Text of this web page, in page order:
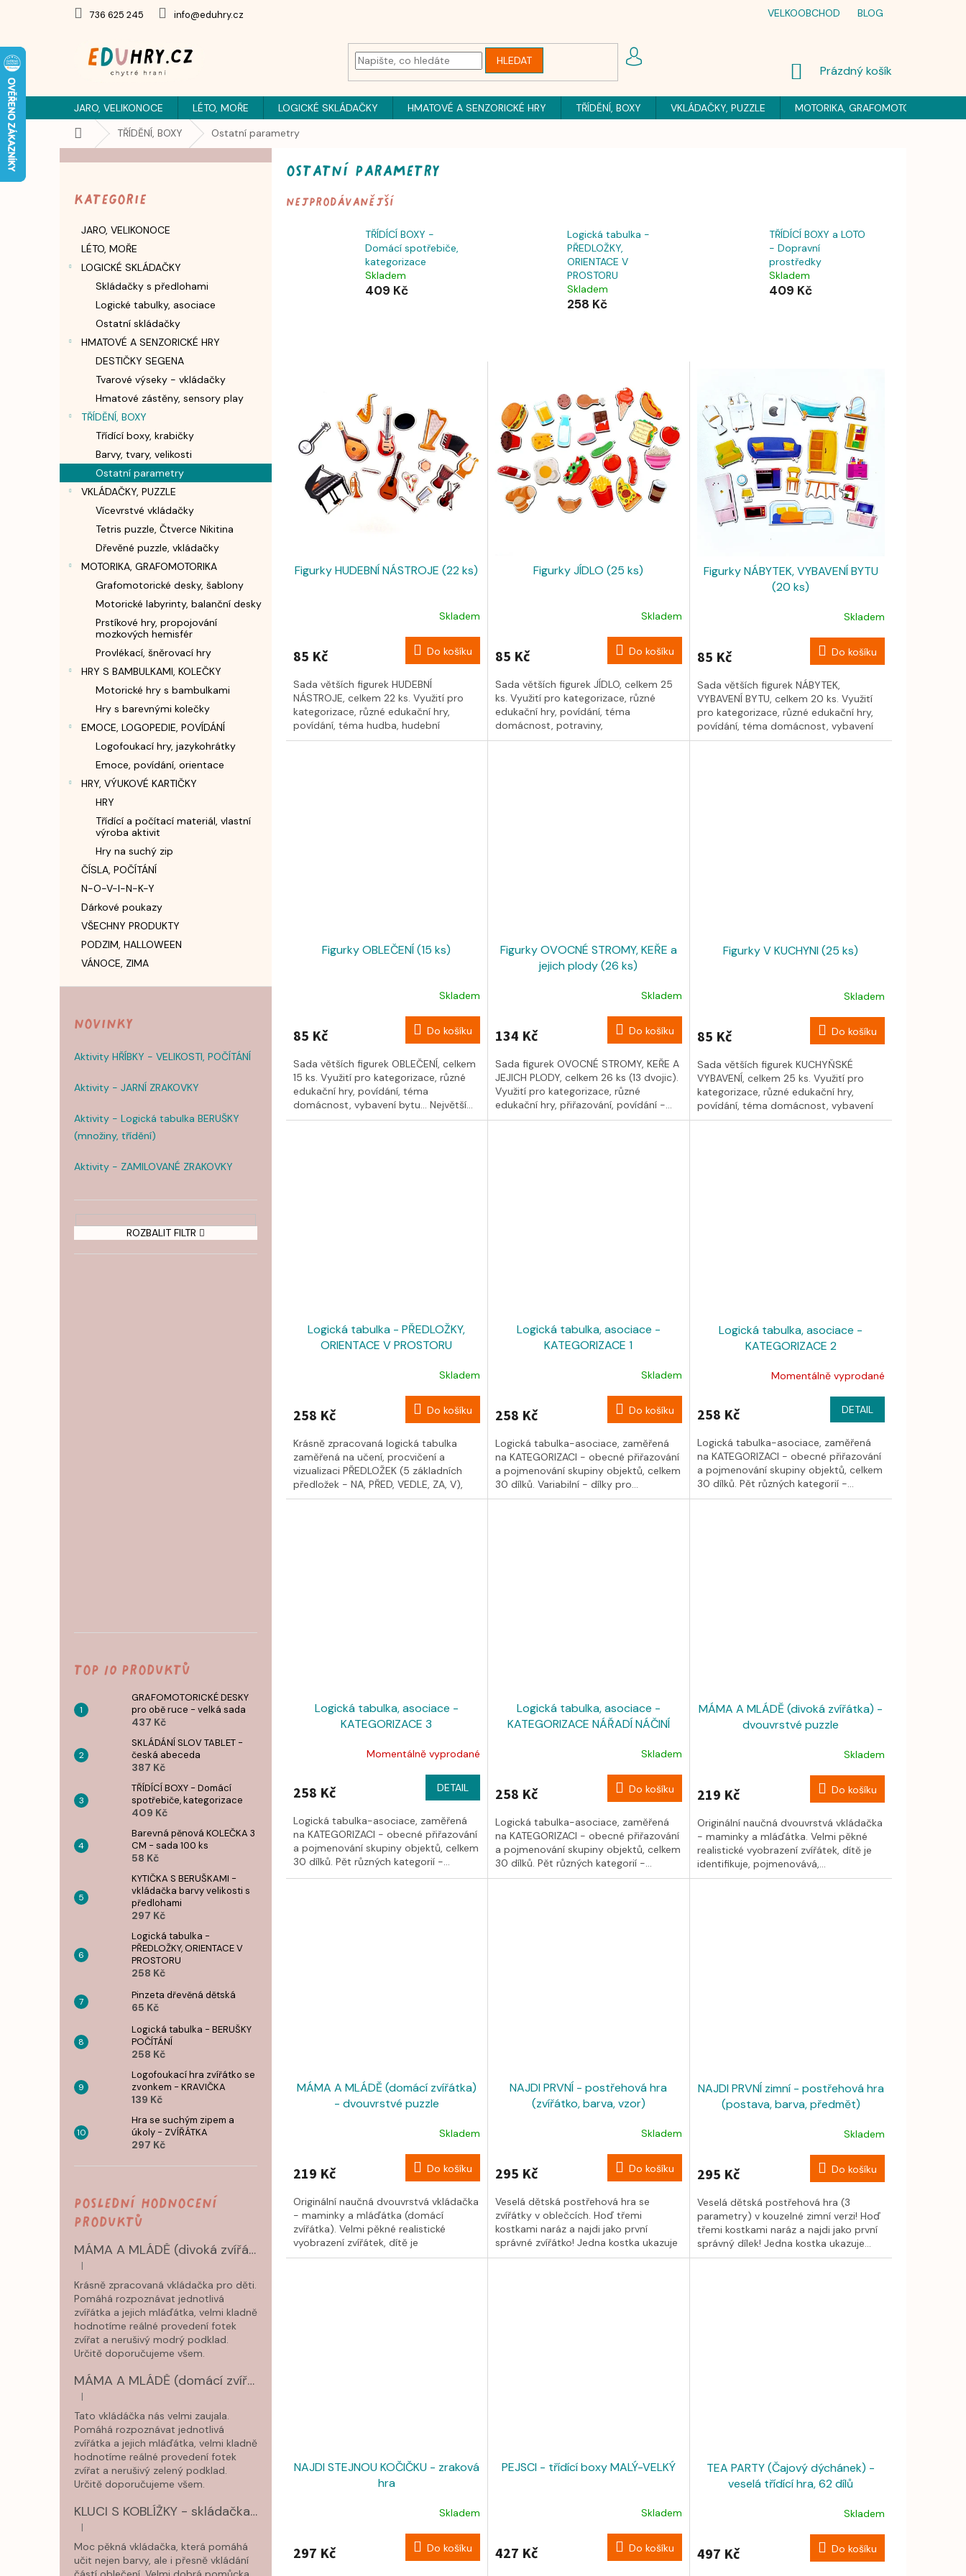
736 625 245 info@eduhry.cz VELKOOBCHOD BLOG
HLEDAT
NÁKUPNÍ
Prázdný košík
JARO, VELIKONOCE LÉTO, MOŘE LOGICKÉ SKLÁDAČKY HMATOVÉ A SENZORICKÉ HRY TŘÍDĚNÍ, BOXY VKLÁDAČKY, PUZZLE MOTORIKA, GRAFOMOTORIKA
Domů
TŘÍDĚNÍ, BOXY Ostatní parametry
kategorie
Kategorie
JARO, VELIKONOCE
LÉTO, MOŘE
LOGICKÉ SKLÁDAČKY
Skládačky s předlohami
Logické tabulky, asociace
Ostatní skládačky
HMATOVÉ A SENZORICKÉ HRY
DESTIČKY SEGENA
Tvarové výseky - vkládačky
Hmatové zástěny, sensory play
TŘÍDĚNÍ, BOXY
Třídící boxy, krabičky
Barvy, tvary, velikosti
Ostatní parametry
VKLÁDAČKY, PUZZLE
Vícevrstvé vkládačky
Tetris puzzle, Čtverce Nikitina
Dřevěné puzzle, vkládačky
MOTORIKA, GRAFOMOTORIKA
Grafomotorické desky, šablony
Motorické labyrinty, balanční desky
Prstíkové hry, propojování
mozkových hemisfér
Provlékací, šněrovací hry
HRY S BAMBULKAMI, KOLEČKY
Motorické hry s bambulkami
Hry s barevnými kolečky
EMOCE, LOGOPEDIE, POVÍDÁNÍ
Logofoukací hry, jazykohrátky
Emoce, povídání, orientace
HRY, VÝUKOVÉ KARTIČKY
HRY
Třídící a počítací materiál, vlastní
výroba aktivit
Hry na suchý zip
ČÍSLA, POČÍTÁNÍ
N-O-V-I-N-K-Y
Dárkové poukazy
VŠECHNY PRODUKTY
PODZIM, HALLOWEEN
VÁNOCE, ZIMA
Novinky
Aktivity HŘÍBKY - VELIKOSTI, POČÍTÁNÍ
Aktivity - JARNÍ ZRAKOVKY
Aktivity - Logická tabulka BERUŠKY
(množiny, třídění)
Aktivity - ZAMILOVANÉ ZRAKOVKY
ROZBALIT FILTR
Top 10 produktů
GRAFOMOTORICKÉ DESKY
pro obě ruce - velká sada
437 Kč
SKLÁDÁNÍ SLOV TABLET -
česká abeceda
387 Kč
TŘÍDÍCÍ BOXY - Domácí
spotřebiče, kategorizace
409 Kč
Barevná pěnová KOLEČKA 3
CM - sada 100 ks
58 Kč
KYTIČKA S BERUŠKAMI -
vkládačka barvy velikosti s
předlohami
297 Kč
Logická tabulka -
PŘEDLOŽKY, ORIENTACE V
PROSTORU
258 Kč
Pinzeta dřevěná dětská
65 Kč
Logická tabulka - BERUŠKY
POČÍTÁNÍ
258 Kč
Logofoukací hra zvířátko se
zvonkem - KRAVIČKA
139 Kč
Hra se suchým zipem a
úkoly - ZVÍŘÁTKA
297 Kč
Poslední hodnocení
produktů
MÁMA A MLÁDĚ (divoká zvířátka) - dvouvrstvé puzzle
Hodnocení produktu je 5 z 5 hvězdiček.
|
Krásně zpracovaná vkládačka pro děti.
Pomáhá rozpoznávat jednotlivá
zvířátka a jejich mláďátka, velmi kladně
hodnotíme reálné provedení fotek
zvířat a nerušivý modrý podklad.
Určitě doporučujeme všem.
MÁMA A MLÁDĚ (domácí zvířátka) - dvouvrstvé puzzle
Hodnocení produktu je 5 z 5 hvězdiček.
|
Tato vkládáčka nás velmi zaujala.
Pomáhá rozpoznávat jednotlivá
zvířátka a jejich mláďátka, velmi kladně
hodnotíme reálné provedení fotek
zvířat a nerušivý zelený podklad.
Určitě doporučujeme všem.
KLUCI S KOBLÍŽKY - skládačka s kartičkami
Hodnocení produktu je 5 z 5 hvězdiček.
|
Moc pěkná vkládačka, která pomáhá
učit nejen barvy, ale i přesně vkládání
Ostatní parametry
Nejprodávanější
TŘÍDÍCÍ BOXY -
Domácí spotřebiče,
kategorizace
Skladem
409 Kč
Logická tabulka -
PŘEDLOŽKY,
ORIENTACE V
PROSTORU
Skladem
258 Kč
TŘÍDÍCÍ BOXY a LOTO
- Dopravní
prostředky
Skladem
409 Kč
Figurky HUDEBNÍ NÁSTROJE (22 ks)
Skladem
85 Kč Do košíku
Sada větších figurek HUDEBNÍ
NÁSTROJE, celkem 22 ks. Využití pro
kategorizace, různé edukační hry,
povídání, téma hudba, hudební
nástroje......
Figurky JÍDLO (25 ks)
Skladem
85 Kč Do košíku
Sada větších figurek JÍDLO, celkem 25
ks. Využití pro kategorizace, různé
edukační hry, povídání, téma
domácnost, potraviny,
zdravé/nezdravé......
Figurky NÁBYTEK, VYBAVENÍ BYTU
(20 ks)
Skladem
85 Kč Do košíku
Sada větších figurek NÁBYTEK,
VYBAVENÍ BYTU, celkem 20 ks. Využití
pro kategorizace, různé edukační hry,
povídání, téma domácnost, vybavení
bytu......
Figurky OBLEČENÍ (15 ks)
Skladem
85 Kč Do košíku
Sada větších figurek OBLEČENÍ, celkem
15 ks. Využití pro kategorizace, různé
edukační hry, povídání, téma
domácnost, vybavení bytu... Největší...
Figurky OVOCNÉ STROMY, KEŘE a
jejich plody (26 ks)
Skladem
134 Kč Do košíku
Sada figurek OVOCNÉ STROMY, KEŘE A
JEJICH PLODY, celkem 26 ks (13 dvojic).
Využití pro kategorizace, různé
edukační hry, přiřazování, povídání -...
Figurky V KUCHYNI (25 ks)
Skladem
85 Kč Do košíku
Sada větších figurek KUCHYŇSKÉ
VYBAVENÍ, celkem 25 ks. Využití pro
kategorizace, různé edukační hry,
povídání, téma domácnost, vybavení
bytu......
Logická tabulka - PŘEDLOŽKY,
ORIENTACE V PROSTORU
Skladem
258 Kč Do košíku
Krásně zpracovaná logická tabulka
zaměřená na učení, procvičení a
vizualizaci PŘEDLOŽEK (5 základních
předložek - NA, PŘED, VEDLE, ZA, V),
celkem...
Logická tabulka, asociace -
KATEGORIZACE 1
Skladem
258 Kč Do košíku
Logická tabulka-asociace, zaměřená
na KATEGORIZACI - obecné přiřazování
a pojmenování skupiny objektů, celkem
30 dílků. Variabilní - dílky pro...
Logická tabulka, asociace -
KATEGORIZACE 2
Momentálně vyprodané
258 Kč DETAIL
Logická tabulka-asociace, zaměřená
na KATEGORIZACI - obecné přiřazování
a pojmenování skupiny objektů, celkem
30 dílků. Pět různých kategorií -...
Logická tabulka, asociace -
KATEGORIZACE 3
Momentálně vyprodané
258 Kč DETAIL
Logická tabulka-asociace, zaměřená
na KATEGORIZACI - obecné přiřazování
a pojmenování skupiny objektů, celkem
30 dílků. Pět různých kategorií -...
Logická tabulka, asociace -
KATEGORIZACE NÁŘADÍ NÁČINÍ
Skladem
258 Kč Do košíku
Logická tabulka-asociace, zaměřená
na KATEGORIZACI - obecné přiřazování
a pojmenování skupiny objektů, celkem
30 dílků. Pět různých kategorií -...
MÁMA A MLÁDĚ (divoká zvířátka) -
dvouvrstvé puzzle
Skladem
219 Kč Do košíku
Originální naučná dvouvrstvá vkládačka
- maminky a mláďátka. Velmi pěkné
realistické vyobrazení zvířátek, dítě je
identifikuje, pojmenovává,...
MÁMA A MLÁDĚ (domácí zvířátka)
- dvouvrstvé puzzle
Skladem
219 Kč Do košíku
Originální naučná dvouvrstvá vkládačka
- maminky a mláďátka (domácí
zvířátka). Velmi pěkné realistické
vyobrazení zvířátek, dítě je
identifikuje,...
NAJDI PRVNÍ - postřehová hra
(zvířátko, barva, vzor)
Skladem
295 Kč Do košíku
Veselá dětská postřehová hra se
zvířátky v oblečcích. Hoď třemi
kostkami naráz a najdi jako první
správné zvířátko! Jedna kostka ukazuje
zvířátko,...
NAJDI PRVNÍ zimní - postřehová hra
(postava, barva, předmět)
Skladem
295 Kč Do košíku
Veselá dětská postřehová hra (3
parametry) v kouzelné zimní verzi! Hoď
třemi kostkami naráz a najdi jako první
správný dílek! Jedna kostka ukazuje...
NAJDI STEJNOU KOČIČKU - zraková
hra
Skladem
297 Kč Do košíku
PEJSCI - třídící boxy MALÝ-VELKÝ
Skladem
427 Kč Do košíku
TEA PARTY (Čajový dýchánek) -
veselá třídící hra, 62 dílů
Skladem
497 Kč Do košíku